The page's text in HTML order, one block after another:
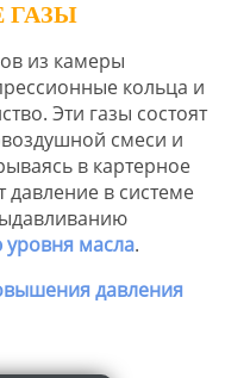
ГАЗЫ
из камеры
кольца и
Эти газы состоят
смеси и
в картерное
давление в системе
масла.